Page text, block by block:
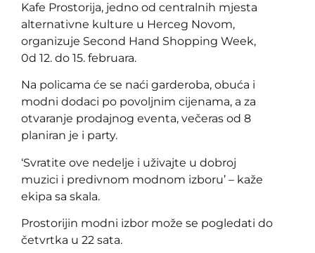
Kafe Prostorija, jedno od centralnih mjesta
alternativne kulture u Herceg Novom,
organizuje Second Hand Shopping Week,
0d 12. do 15. februara.
Na policama će se naći garderoba, obuća i
modni dodaci po povoljnim cijenama, a za
otvaranje prodajnog eventa, večeras od 8
planiran je i party.
‘Svratite ove nedelje i uživajte u dobroj
muzici i predivnom modnom izboru’ – kaže
ekipa sa skala.
Prostorijin modni izbor može se pogledati do
četvrtka u 22 sata.